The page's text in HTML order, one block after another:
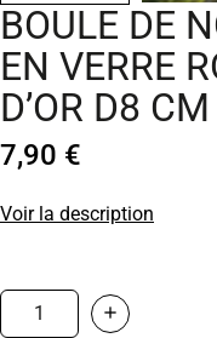
BOULE DE
EN VERRE
D’OR D8 CM
7,90 €
Voir la description